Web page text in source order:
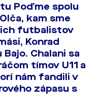
Poďme spolu
kam sme
futbalistov
Konrad
Chalani sa
tímov U11 a
nám fandili v
zápasu s